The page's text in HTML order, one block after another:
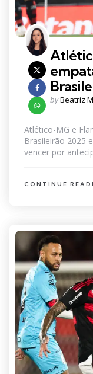
Posted
byBeatriz
Atlético-MG e
Brasileirão 2025
vencer por
CONTINUE